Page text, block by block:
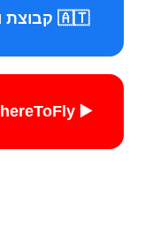
🇦🇹 קבוצת וינה למטיילים
▶️ YouTube - WhereToFly